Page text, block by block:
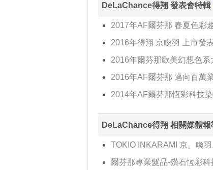
DeLaChance得翔 發表會特輯
2017年AF爾芬那 春夏色彩
2016年得翔 京喚羽 上市發
2016年爾芬那歐美幻想色系
2016年AF爾芬那 邁向百萬
2014年AF爾芬那恆彩科技
DeLaChance得翔 相關媒體報
TOKIO INKARAMI 京。喚
爾芬那專業髮品-鑽石恆彩